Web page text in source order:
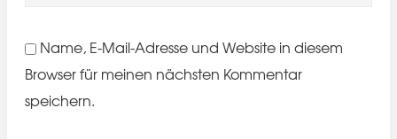
Name, E-Mail-Adresse und Website in diesem
Browser für meinen nächsten Kommentar
speichern.